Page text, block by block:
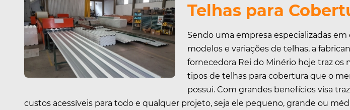
Telhas para
Sendo uma empresa especializadas
modelos e variações de telhas, a
fornecedora Rei do Minério hoje traz os
tipos de telhas para cobertura que o
possui. Com grandes benefícios visa
custos acessíveis para todo e qualquer projeto, seja ele pequeno, grande ou